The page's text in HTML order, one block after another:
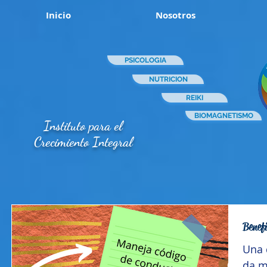
Inicio Nosotros
Instituto para el
Crecimiento Integral
PSICOLOGIA
NUTRICION
REIKI
BIOMAGNETISMO
Una